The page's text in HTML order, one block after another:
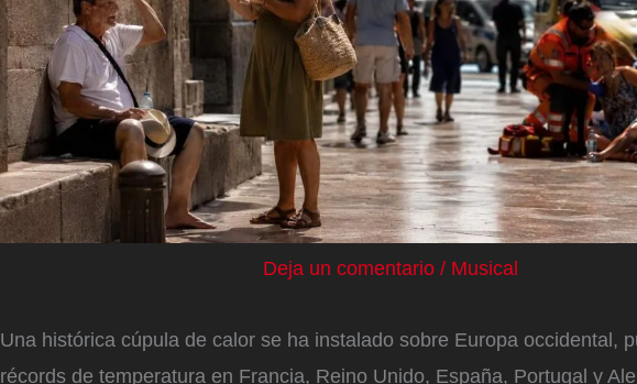
Deja un comentario / Musical
Una histórica cúpula de calor se ha instalado sobre Europa occidental,
récords de temperatura en Francia, Reino Unido, España, Portugal y